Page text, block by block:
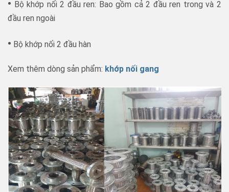
• Bộ khớp nối 2 đầu ren: Bao gồm cả 2 đầu ren trong và 2
đầu ren ngoài
• Bộ khớp nối 2 đầu hàn
Xem thêm dòng sản phẩm: khớp nối gang